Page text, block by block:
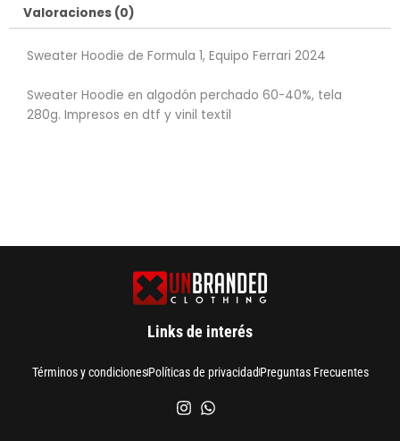
Valoraciones (0)
Sweater Hoodie de Formula 1, Equipo Ferrari 2024
Sweater Hoodie en algodón perchado 60-40%, tela
280g. Impresos en dtf y vinil textil
Links de interés
Términos y condicionesPolíticas de privacidadPreguntas Frecuentes